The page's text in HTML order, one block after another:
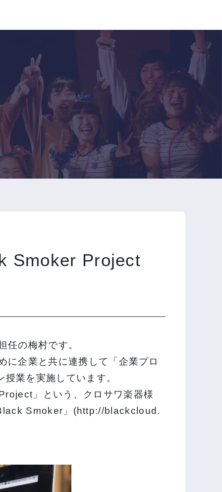
Smoker Project
任の梅村です。
に企業と共に連携して「企業プロ
業を実施しています。
」という、クロサワ楽器様
Smoker」(http://blackcloud.